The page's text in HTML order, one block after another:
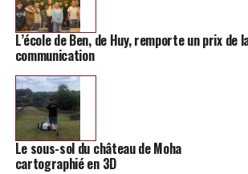
dernier lieu que vous découvrirez des
région grâce à des artisans de bouche
sucrés, salés et des bières locales. Enfin,
quarantaine de musiciens, qui ont prévu
sur le thème de l’Espace.
L’école de Ben, de Huy, remporte un prix de
communication
Le sous-sol du château de Moha
cartographié en 3D